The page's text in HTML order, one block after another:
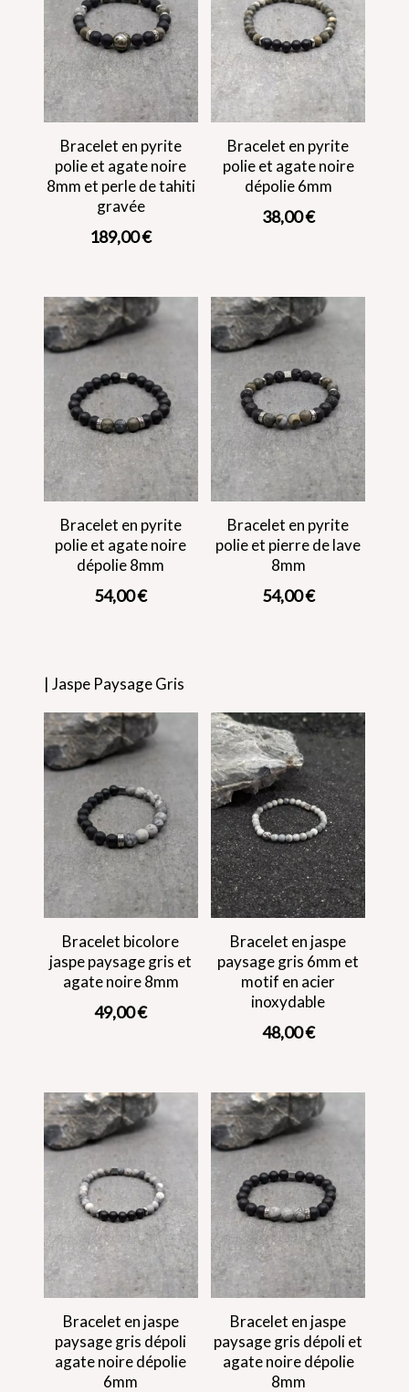
Bracelet en pyrite
polie et agate noire
8mm et perle de tahiti
gravée
189,00€
Bracelet en pyrite
polie et agate noire
dépolie 6mm
38,00€
Bracelet en pyrite
polie et agate noire
dépolie 8mm
54,00€
Bracelet en pyrite
polie et pierre de lave
8mm
54,00€
| Jaspe Paysage Gris
Bracelet bicolore
jaspe paysage gris et
agate noire 8mm
49,00€
Bracelet en jaspe
paysage gris 6mm et
motif en acier
inoxydable
48,00€
Bracelet en jaspe
paysage gris dépoli
agate noire dépolie
6mm
Bracelet en jaspe
paysage gris dépoli et
agate noire dépolie
8mm